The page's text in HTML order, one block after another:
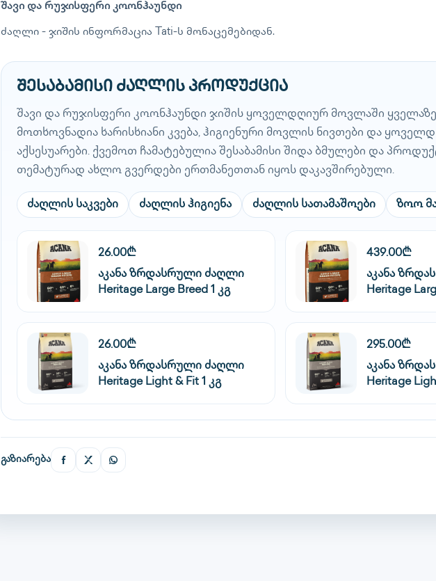
შავი და რუჯისფერი კოონჰაუნდი
ძაღლი - ჯიშის ინფორმაცია Tati-ს მონაცემებიდან.
შესაბამისი ძაღლის პროდუქცია
შავი და რუჯისფერი კოონჰაუნდი ჯიშის ყოველდღიურ მოვლაში
მოთხოვნადია ხარისხიანი კვება, ჰიგიენური მოვლის ნივთები და
აქსესუარები. ქვემოთ ჩამატებულია შესაბამისი შიდა ბმულები და
თემატურად ახლო გვერდები ერთმანეთთან იყოს დაკავშირებული.
ძაღლის საკვები ძაღლის ჰიგიენა ძაღლის სათამაშოები ზოო
26.00₾
აკანა ზრდასრული ძაღლი
Heritage Large Breed 1 კგ
439.00₾
აკანა
Heritage
26.00₾
აკანა ზრდასრული ძაღლი
Heritage Light & Fit 1 კგ
295.00₾
აკანა
Heritage
გაზიარება